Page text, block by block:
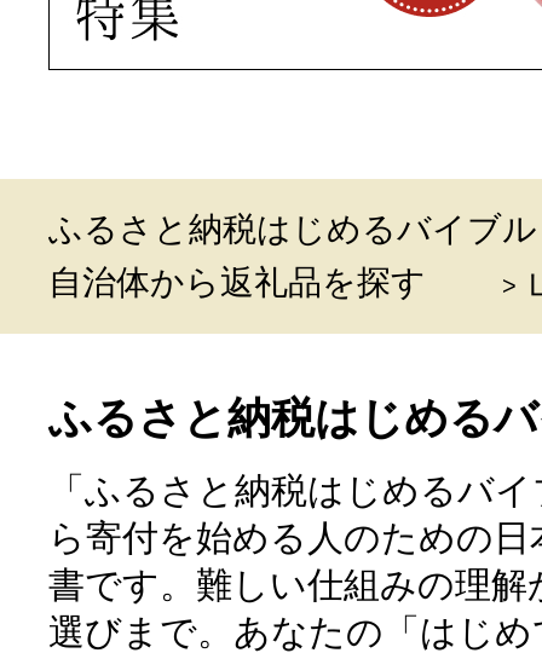
ふるさと納税はじめるバイブル
自治体から返礼品を探す
ふるさと納税はじめる
「ふるさと納税はじめるバ
ら寄付を始める人のための
書です。難しい仕組みの理
選びまで。あなたの「はじ